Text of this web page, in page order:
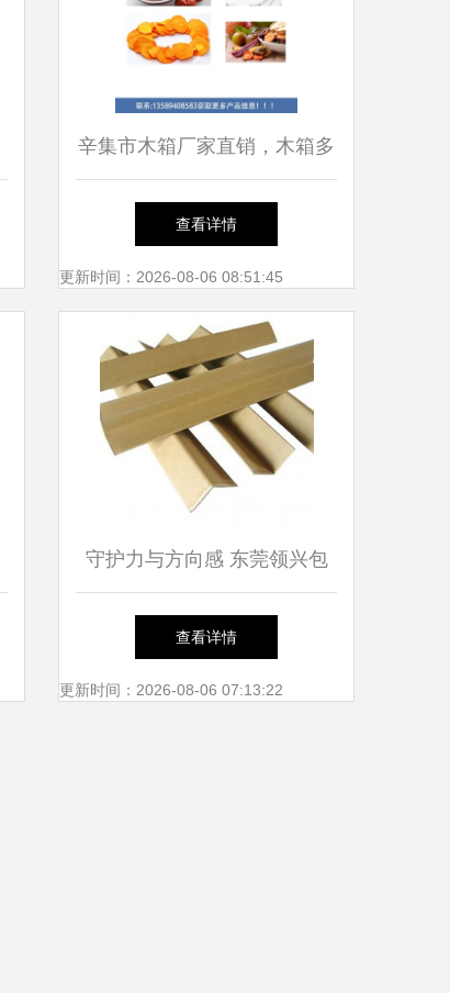
辛集市木箱厂家直销，木箱多
少钱一套？图纸护角实拍详解
查看详情
更新时间：2026-08-06 08:51:45
守护力与方向感 东莞领兴包
装引领纸护角行业新高度
查看详情
更新时间：2026-08-06 07:13:22